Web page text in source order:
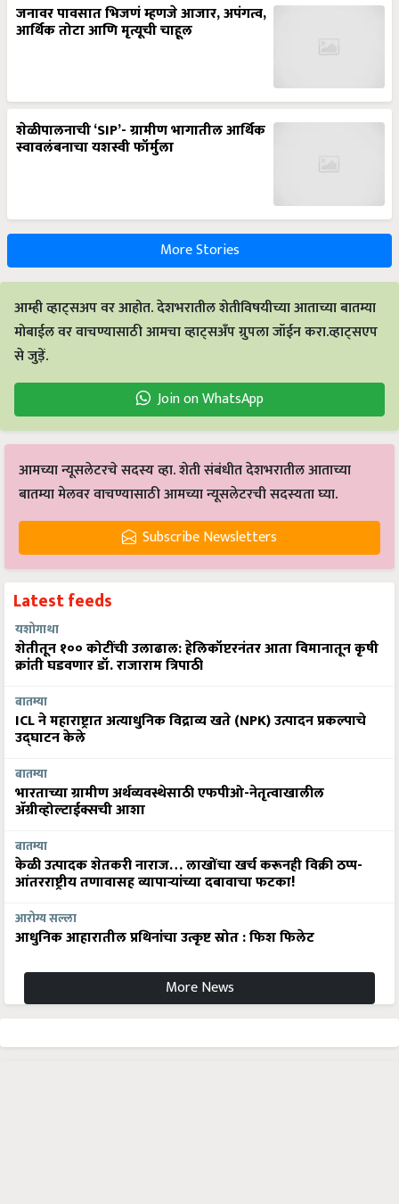
जनावर पावसात भिजणं म्हणजे आजार, अपंगत्व,
आर्थिक तोटा आणि मृत्यूची चाहूल
शेळीपालनाची ‘SIP’- ग्रामीण भागातील आर्थिक
स्वावलंबनाचा यशस्वी फॉर्मुला
More Stories
आम्ही व्हाट्सअप वर आहोत. देशभरातील शेतीविषयीच्या आताच्या बातम्या
मोबाईल वर वाचण्यासाठी आमचा व्हाट्सअँप ग्रुपला जॉईन करा.व्हाट्सएप
से जुड़ें.
Join on WhatsApp
आमच्या न्यूसलेटरचे सदस्य व्हा. शेती संबंधीत देशभरातील आताच्या
बातम्या मेलवर वाचण्यासाठी आमच्या न्यूसलेटरची सदस्यता घ्या.
Subscribe Newsletters
Latest feeds
यशोगाथा
शेतीतून १०० कोटींची उलाढाल: हेलिकॉप्टरनंतर आता विमानातून कृषी
क्रांती घडवणार डॉ. राजाराम त्रिपाठी
बातम्या
ICL ने महाराष्ट्रात अत्याधुनिक विद्राव्य खते (NPK) उत्पादन प्रकल्पाचे
उद्घाटन केले
बातम्या
भारताच्या ग्रामीण अर्थव्यवस्थेसाठी एफपीओ-नेतृत्वाखालील
अ‍ॅग्रीव्होल्टाईक्सची आशा
बातम्या
केळी उत्पादक शेतकरी नाराज… लाखोंचा खर्च करूनही विक्री ठप्प-
आंतरराष्ट्रीय तणावासह व्यापाऱ्यांच्या दबावाचा फटका!
आरोग्य सल्ला
आधुनिक आहारातील प्रथिनांचा उत्कृष्ट स्रोत : फिश फिलेट
More News